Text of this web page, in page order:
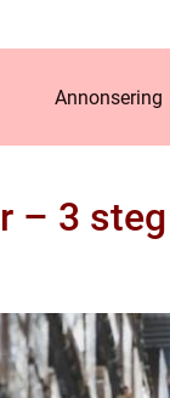
Annonsering
– 3